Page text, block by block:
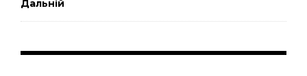
Дальній